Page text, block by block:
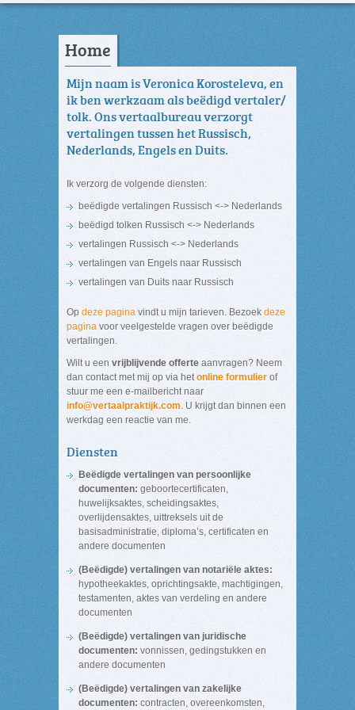
Home
Mijn naam is Veronica Korosteleva, en
ik ben werkzaam als beëdigd vertaler/
tolk. Ons vertaalbureau verzorgt
vertalingen tussen het Russisch,
Nederlands, Engels en Duits.
Ik verzorg de volgende diensten:
beëdigde vertalingen Russisch <-> Nederlands
beëdigd tolken Russisch <-> Nederlands
vertalingen Russisch <-> Nederlands
vertalingen van Engels naar Russisch
vertalingen van Duits naar Russisch
Op deze pagina vindt u mijn tarieven. Bezoek deze
pagina voor veelgestelde vragen over beëdigde
vertalingen.
Wilt u een vrijblijvende offerte aanvragen? Neem
dan contact met mij op via hetonline formulier of
stuur me een e-mailbericht naar
info@vertaalpraktijk.com. U krijgt dan binnen een
werkdag een reactie van me.
Diensten
Beëdigde vertalingen van persoonlijke
documenten: geboortecertificaten,
huwelijksaktes, scheidingsaktes,
overlijdensaktes, uittreksels uit de
basisadministratie, diploma’s, certificaten en
andere documenten
(Beëdigde) vertalingen van notariële aktes:
hypotheekaktes, oprichtingsakte, machtigingen,
testamenten, aktes van verdeling en andere
documenten
(Beëdigde) vertalingen van juridische
documenten: vonnissen, gedingstukken en
andere documenten
(Beëdigde) vertalingen van zakelijke
documenten: contracten, overeenkomsten,